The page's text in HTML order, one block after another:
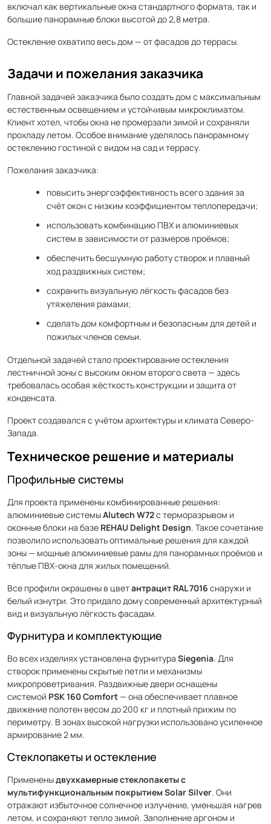
включал как вертикальные окна стандартного формата, так и
большие панорамные блоки высотой до 2,8 метра.
Остекление охватило весь дом — от фасадов до террасы.
Задачи и пожелания заказчика
Главной задачей заказчика было создать дом с максимальным
естественным освещением и устойчивым микроклиматом.
Клиент хотел, чтобы окна не промерзали зимой и сохраняли
прохладу летом. Особое внимание уделялось панорамному
остеклению гостиной с видом на сад и террасу.
Пожелания заказчика:
повысить энергоэффективность всего здания за
счёт окон с низким коэффициентом теплопередачи;
использовать комбинацию ПВХ и алюминиевых
систем в зависимости от размеров проёмов;
обеспечить бесшумную работу створок и плавный
ход раздвижных систем;
сохранить визуальную лёгкость фасадов без
утяжеления рамами;
сделать дом комфортным и безопасным для детей и
пожилых членов семьи.
Отдельной задачей стало проектирование остекления
лестничной зоны с высоким окном второго света — здесь
требовалась особая жёсткость конструкции и защита от
конденсата.
Проект создавался с учётом архитектуры и климата Северо-
Запада.
Техническое решение и материалы
Профильные системы
Для проекта применены комбинированные решения:
алюминиевые системыAlutech W72с терморазрывом и
оконные блоки на базе REHAU Delight Design. Такое сочетание
позволило использовать оптимальные решения для каждой
зоны — мощные алюминиевые рамы для панорамных проёмов и
тёплые ПВХ-окна для жилых помещений.
Все профили окрашены в цветантрацит RAL 7016 снаружи и
белый изнутри. Это придало дому современный архитектурный
вид и визуальную лёгкость фасадам.
Фурнитура и комплектующие
Во всех изделиях установлена фурнитура Siegenia. Для
створок применены скрытые петли и механизмы
микропроветривания. Раздвижные двери оснащены
системой PSK 160 Comfort— она обеспечивает плавное
движение полотен весом до 200 кг и плотный прижим по
периметру. В зонах высокой нагрузки использовано усиленное
армирование 2 мм.
Стеклопакеты и остекление
Примененыдвухкамерные стеклопакеты с
мультифункциональным покрытием Solar Silver. Они
отражают избыточное солнечное излучение, уменьшая нагрев
летом, и сохраняют тепло зимой. Заполнение аргоном и